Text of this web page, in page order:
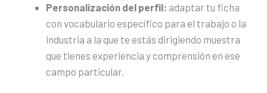
Personalización del perfil: adaptar tu ficha
con vocabulario específico para el trabajo o la
industria a la que te estás dirigiendo muestra
que tienes experiencia y comprensión en ese
campo particular.